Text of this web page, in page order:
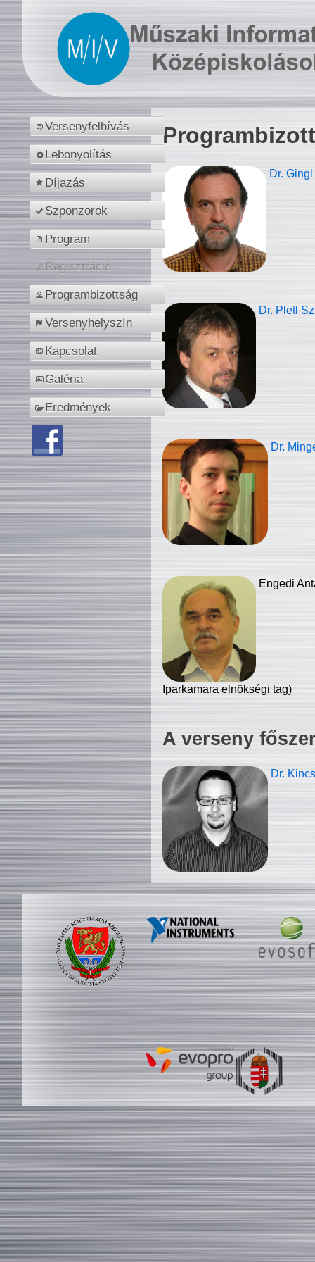
Versenyfelhívás
Lebonyolítás
Díjazás
Szponzorok
Program
Regisztráció
Programbizottság
Versenyhelyszín
Kapcsolat
Galéria
Eredmények
Dr.
Dr. Pletl
Dr.
Engedi
Iparkamara elnökségi tag)
A verseny
Dr.